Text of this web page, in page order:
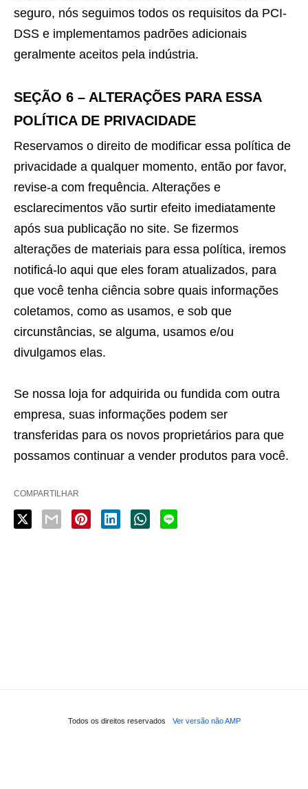
seguro, nós seguimos todos os requisitos da PCI-
DSS e implementamos padrões adicionais
geralmente aceitos pela indústria.
SEÇÃO 6 – ALTERAÇÕES PARA ESSA
POLÍTICA DE PRIVACIDADE
Reservamos o direito de modificar essa política de
privacidade a qualquer momento, então por favor,
revise-a com frequência. Alterações e
esclarecimentos vão surtir efeito imediatamente
após sua publicação no site. Se fizermos
alterações de materiais para essa política, iremos
notificá-lo aqui que eles foram atualizados, para
que você tenha ciência sobre quais informações
coletamos, como as usamos, e sob que
circunstâncias, se alguma, usamos e/ou
divulgamos elas.
Se nossa loja for adquirida ou fundida com outra
empresa, suas informações podem ser
transferidas para os novos proprietários para que
possamos continuar a vender produtos para você.
COMPARTILHAR
Todos os direitos reservados Ver versão não AMP